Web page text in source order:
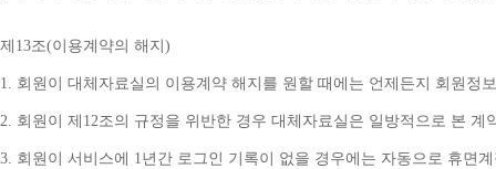
제 13조(이용계약의 해지 )
1. 회원이 대체자료실의 이용계약 해지를 원할 때에는 언제든지 회원정
2. 회원이 제 12조의 규정을 위반한 경우 대체자료실은 일방적으로 본 계
3. 회원이 서비스에 1년간 로그인 기록이 없을 경우에는 자동으로 휴면